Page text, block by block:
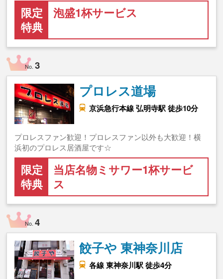
限定
特典
泡盛1杯サービス
No.3
プロレス道場
京浜急行本線 弘明寺駅 徒歩10分
プロレスファン歓迎！プロレスファン以外も大歓迎！横
浜初のプロレス居酒屋です☆
限定
特典
当店名物ミサワー1杯サービ
ス
No.4
餃子や 東神奈川店
各線 東神奈川駅 徒歩4分